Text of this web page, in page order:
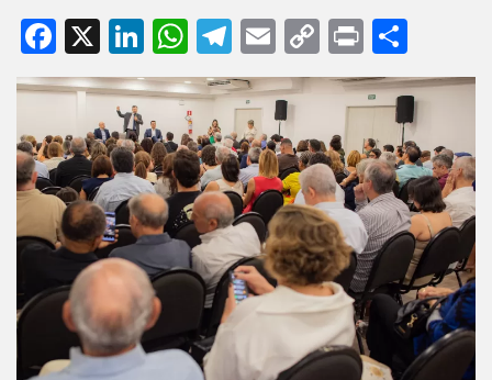
Facebook
X LinkedIn
WhatsApp
Telegram
EmailCopy
Link
Print